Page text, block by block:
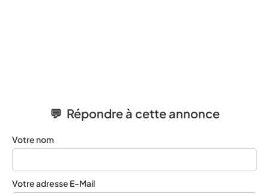
💬 Répondre à cette annonce
Votre nom
Votre adresse E-Mail